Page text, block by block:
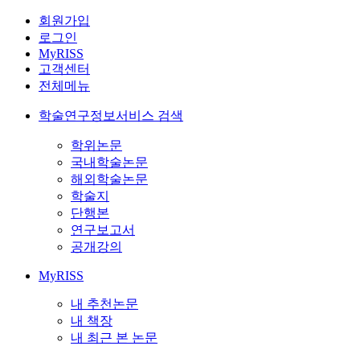
회원가입
로그인
MyRISS
고객센터
전체메뉴
학술연구정보서비스 검색
학위논문
국내학술논문
해외학술논문
학술지
단행본
연구보고서
공개강의
MyRISS
내 추천논문
내 책장
내 최근 본 논문